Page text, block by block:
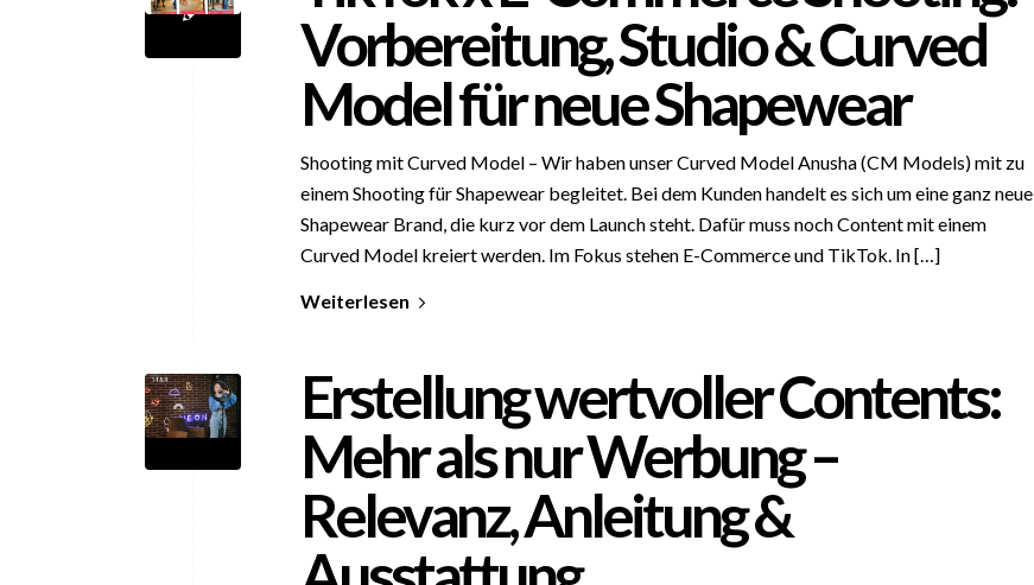
Vorbereitung, Studio & Curved
Model für neue Shapewear
Shooting mit Curved Model – Wir haben unser Curved Model Anusha (CM Models) mit zu
einem Shooting für Shapewear begleitet. Bei dem Kunden handelt es sich um eine ganz neue
Shapewear Brand, die kurz vor dem Launch steht. Dafür muss noch Content mit einem
Curved Model kreiert werden. Im Fokus stehen E-Commerce und TikTok. In […]
Weiterlesen
Erstellung wertvoller Contents:
Mehr als nur Werbung –
Relevanz, Anleitung &